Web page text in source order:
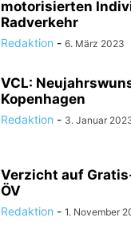
motorisierten
Radverkehr
Redaktion - 6. März 2023
VCL:
Kopenhagen
Redaktion - 3. Januar
Verzicht auf
ÖV
Redaktion - 1. November